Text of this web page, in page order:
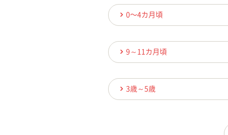
0〜4カ月頃
9～11カ月頃
3歳～5歳